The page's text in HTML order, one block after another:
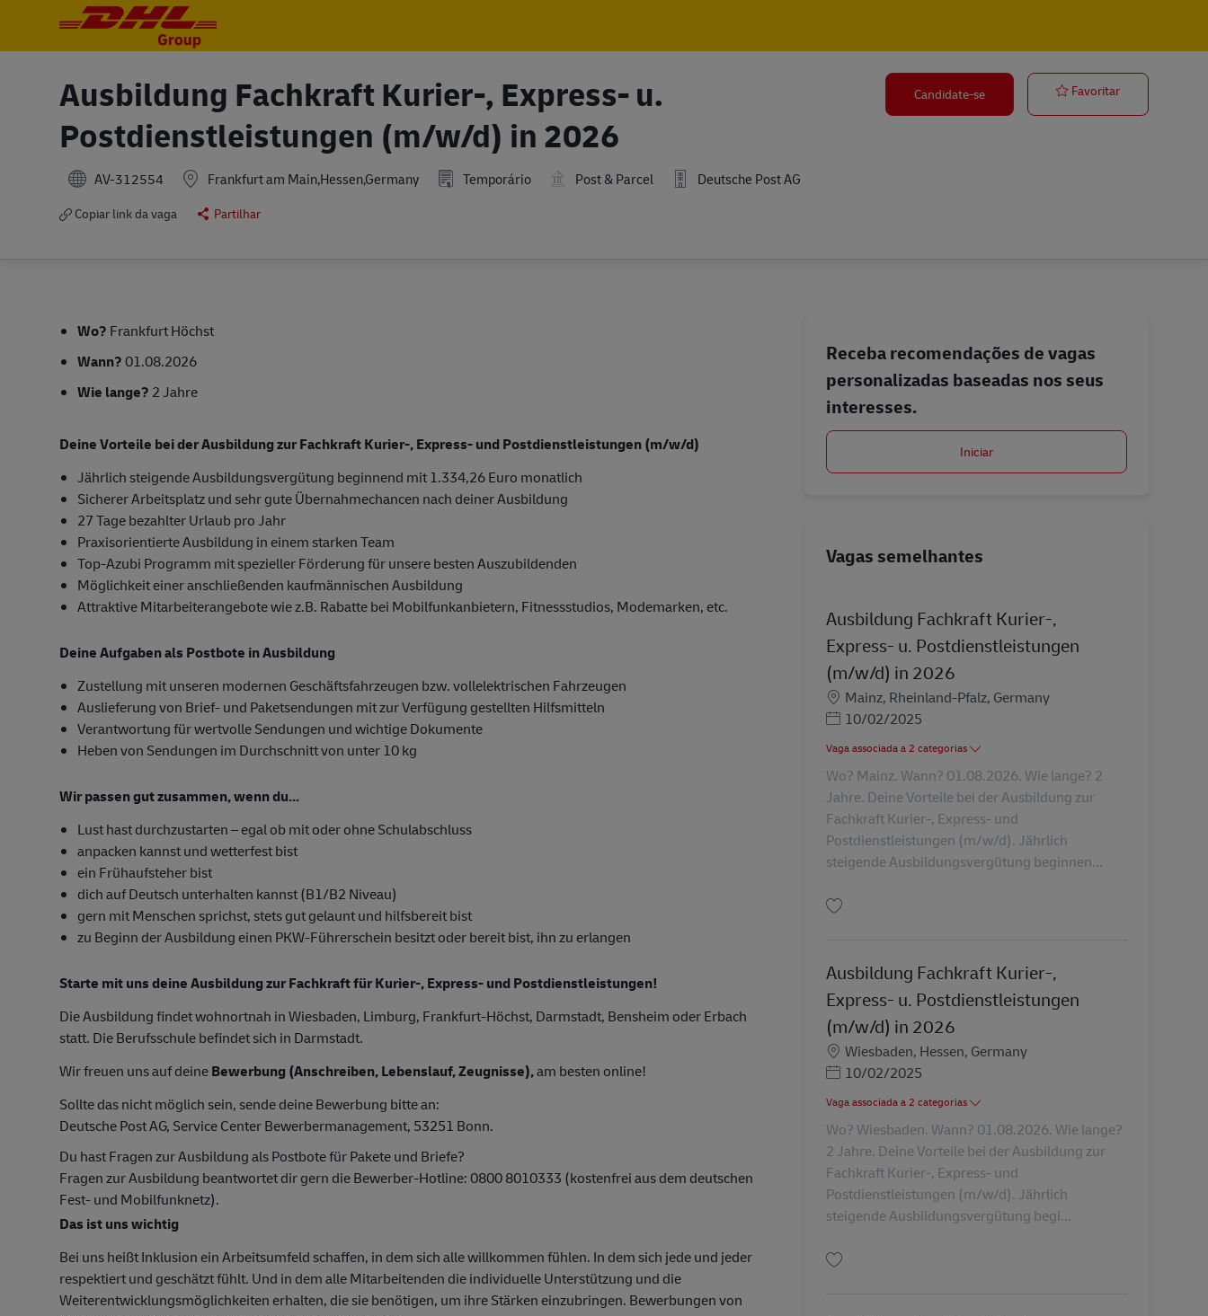
Ausbildung Fachkraft Kurier-, Express- u.
Postdienstleistungen (m/w/d) in 2026
AV-312554 Frankfurt am Main,Hessen,Germany Temporário Post & Parcel Deutsche Post AG
Copiar link da vaga Partilhar
Candidate-se FavoritarAusbildung
Wo? Frankfurt Höchst
Wann?01.08.2026
Wie lange? 2 Jahre
Deine Vorteile bei der Ausbildung zur Fachkraft Kurier-, Express- und Postdienstleistungen (m/w/d)
Jährlich steigende Ausbildungsvergütung beginnend mit 1.334,26 Euro monatlich
Sicherer Arbeitsplatz und sehr gute Übernahmechancen nach deiner Ausbildung
27 Tage bezahlter Urlaub pro Jahr
Praxisorientierte Ausbildung in einem starken Team
Top-Azubi Programm mit spezieller Förderung für unsere besten Auszubildenden
Möglichkeit einer anschließenden kaufmännischen Ausbildung
Attraktive Mitarbeiterangebote wie z.B. Rabatte bei Mobilfunkanbietern, Fitnessstudios, Modemarken, etc.
Deine Aufgaben als Postbote in Ausbildung
Zustellung mit unseren modernen Geschäftsfahrzeugen bzw. vollelektrischen Fahrzeugen
Auslieferung von Brief- und Paketsendungen mit zur Verfügung gestellten Hilfsmitteln
Verantwortung für wertvolle Sendungen und wichtige Dokumente
Heben von Sendungen im Durchschnitt von unter 10 kg
Wir passen gut zusammen, wenn du...
Lust hast durchzustarten – egal ob mit oder ohne Schulabschluss
anpacken kannst und wetterfest bist
ein Frühaufsteher bist
dich auf Deutsch unterhalten kannst (B1/B2 Niveau)
gern mit Menschen sprichst, stets gut gelaunt und hilfsbereit bist
zu Beginn der Ausbildung einen PKW-Führerschein besitzt oder bereit bist, ihn zu erlangen
Starte mit uns deine Ausbildung zur Fachkraft für Kurier-, Express- und Postdienstleistungen!
Die Ausbildung findet wohnortnah in Wiesbaden, Limburg, Frankfurt-Höchst, Darmstadt, Bensheim oder Erbach
statt. Die Berufsschule befindet sich in Darmstadt.
Wir freuen uns auf deineBewerbung (Anschreiben, Lebenslauf, Zeugnisse),am besten online!
Sollte das nicht möglich sein, sende deine Bewerbung bitte an:
Deutsche Post AG, Service Center Bewerbermanagement, 53251 Bonn.
Du hast Fragen zur Ausbildung als Postbote für Pakete und Briefe?
Fragen zur Ausbildung beantwortet dir gern die Bewerber-Hotline: 0800 8010333 (kostenfrei aus dem deutschen
Fest- und Mobilfunknetz).
Das ist uns wichtig
Bei uns heißt Inklusion ein Arbeitsumfeld schaffen, in dem sich alle willkommen fühlen. In dem sich jede und jeder
respektiert und geschätzt fühlt. Und in dem alle Mitarbeitenden die individuelle Unterstützung und die
Weiterentwicklungsmöglichkeiten erhalten, die sie benötigen, um ihre Stärken einzubringen. Bewerbungen von
Receba recomendações de vagas
personalizadas baseadas nos seus
interesses.
Iniciar
Vagas semelhantes
Ausbildung Fachkraft Kurier-,
Express- u. Postdienstleistungen
(m/w/d) in 2026
Localização
Mainz, Rheinland-Pfalz, Germany
Posted Date
10/02/2025
Vaga associada a 2 categorias
Wo? Mainz. Wann? 01.08.2026. Wie lange? 2
Jahre. Deine Vorteile bei der Ausbildung zur
Fachkraft Kurier-, Express- und
Postdienstleistungen (m/w/d). Jährlich
steigende Ausbildungsvergütung beginnen...
Ausbildung Fachkraft Kurier-,
Express- u. Postdienstleistungen
(m/w/d) in 2026
Localização
Wiesbaden, Hessen, Germany
Posted Date
10/02/2025
Vaga associada a 2 categorias
Wo? Wiesbaden. Wann? 01.08.2026. Wie lange?
2 Jahre. Deine Vorteile bei der Ausbildung zur
Fachkraft Kurier-, Express- und
Postdienstleistungen (m/w/d). Jährlich
steigende Ausbildungsvergütung begi...